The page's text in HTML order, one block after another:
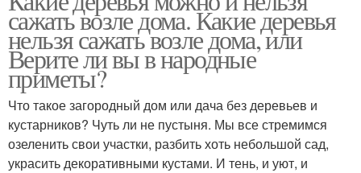
сажать возле дома. Какие деревья
нельзя сажать возле дома, или
Верите ли вы в народные
приметы?
Что такое загородный дом или дача без деревьев и
кустарников? Чуть ли не пустыня. Мы все стремимся
озеленить свои участки, разбить хоть небольшой сад,
украсить декоративными кустами. И тень, и уют, и